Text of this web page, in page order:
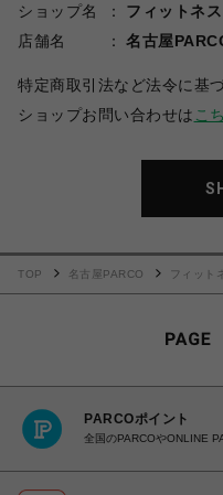
ショップ名
フィットネ
店舗名
名古屋
特定商取引法など法令に基
ショップお問い合わせは こ
TOP 名古屋PARCO フィット
PARCOポイント
全国のPARCOやONLINE